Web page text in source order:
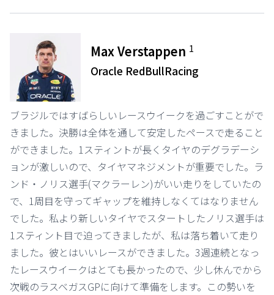
Max Verstappen 1
Oracle RedBullRacing
ブラジルではすばらしいレースウイークを過ごすことがで
きました。決勝は全体を通して安定したペースで走ること
ができました。1スティントが長くタイヤのデグラデーシ
ョンが激しいので、タイヤマネジメントが重要でした。ラ
ンド・ノリス選手(マクラーレン)がいい走りをしていたの
で、1周目を守ってギャップを維持しなくてはなりません
でした。私より新しいタイヤでスタートしたノリス選手は
1スティント目で迫ってきましたが、私は落ち着いて走り
ました。彼とはいいレースができました。3週連続となっ
たレースウイークはとても長かったので、少し休んでから
次戦のラスベガスGPに向けて準備をします。この勢いを